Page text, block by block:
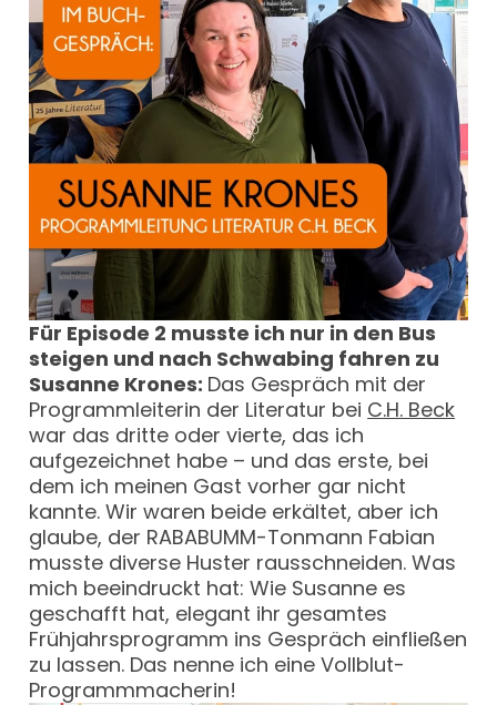
Für Episode 2 musste ich nur in den Bus
steigen und nach Schwabing fahren zu
Susanne Krones: Das Gespräch mit der
Programmleiterin der Literatur bei C.H. Beck
war das dritte oder vierte, das ich
aufgezeichnet habe – und das erste, bei
dem ich meinen Gast vorher gar nicht
kannte. Wir waren beide erkältet, aber ich
glaube, der RABABUMM-Tonmann Fabian
musste diverse Huster rausschneiden. Was
mich beeindruckt hat: Wie Susanne es
geschafft hat, elegant ihr gesamtes
Frühjahrsprogramm ins Gespräch einfließen
zu lassen. Das nenne ich eine Vollblut-
Programmmacherin!